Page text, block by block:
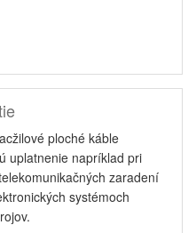
ploché káble
uplatnenie napríklad pri
zaradení
systémoch